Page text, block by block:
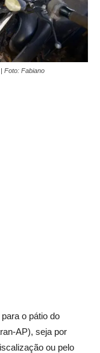
Foto: Fabiano
o pátio do
AP), seja por
ou pelo